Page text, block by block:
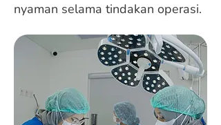
nyaman selama tindakan operasi.